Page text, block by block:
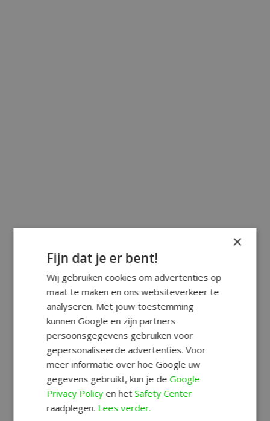
×
Fijn dat je er bent!
Wij gebruiken cookies om advertenties op
maat te maken en ons websiteverkeer te
analyseren. Met jouw toestemming
kunnen Google en zijn partners
persoonsgegevens gebruiken voor
gepersonaliseerde advertenties. Voor
meer informatie over hoe Google uw
gegevens gebruikt, kun je deGoogle
Privacy Policyen hetSafety Center
raadplegen. Lees verder.